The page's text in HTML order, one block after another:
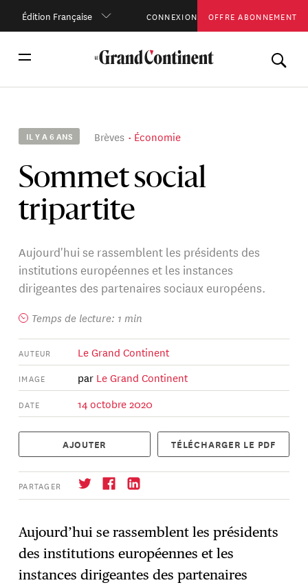
Édition Française CONNEXION OFFRE ABONNEMENT
IL Y A 6 ANS Brèves Économie
Sommet social
tripartite
Aujourd'hui se rassemblent les présidents des
institutions européennes et les instances
dirigeantes des partenaires sociaux européens.
Temps de lecture: 1 min
AUTEUR Le Grand Continent
IMAGE par Le Grand Continent
DATE 14 octobre 2020
AJOUTER TÉLÉCHARGER LE PDF
PARTAGER
→ S'abonner
Aujourd’hui se rassemblent les présidents
des institutions européennes et les
instances dirigeantes des partenaires